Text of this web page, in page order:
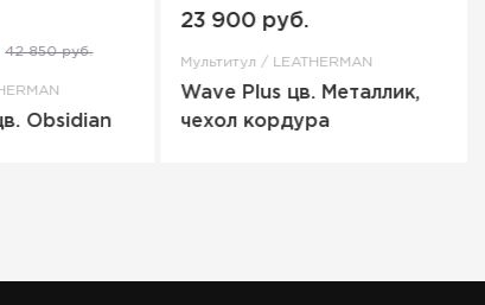
42 850 руб.
Obsidian
23 900 руб.
Мультитул / LEATHERMAN
Wave Plus цв. Металлик,
чехол кордура